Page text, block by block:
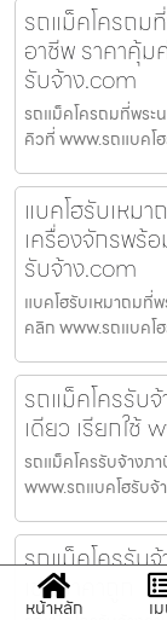
รถแม็คโครถม
อาชีพ ราคาคุ้
รับจ้าง.com
รถแม็คโครถมที่พระ
คิวที่ www.รถแบคโ
แบคโฮรับเหม
เครื่องจักรพร้
รับจ้าง.com
แบคโฮรับเหมาถมที่
คลิก www.รถแบคโ
รถแม็คโครรับ
เดียว เรียกใช้
รถแม็คโครรับจ้างภ
www.รถแบคโฮรับจ้
รถแม็คโครรับจ้
เช่า ราคาถูก
หน้าหลัก เ